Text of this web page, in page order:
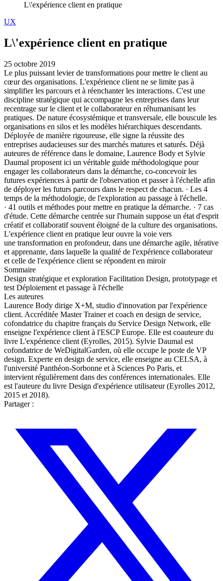
L\'expérience client en pratique
UX
L\'expérience client en pratique
25 octobre 2019
Le plus puissant levier de transformations pour mettre le client au
cœur des organisations. L'expérience client ne se limite pas à
simplifier les parcours et à réenchanter les interactions. C'est une
discipline stratégique qui accompagne les entreprises dans leur
recentrage sur le client et le collaborateur en réhumanisant les
pratiques. De nature écosystémique et transversale, elle bouscule les
organisations en silos et les modèles hiérarchiques descendants.
Déployée de manière rigoureuse, elle signe la réussite des
entreprises audacieuses sur des marchés matures et saturés. Déjà
auteures de référence dans le domaine, Laurence Body et Sylvie
Daumal proposent ici un véritable guide méthodologique pour
engager les collaborateurs dans la démarche, co-concevoir les
futures expériences à partir de l'observation et passer à l'échelle afin
de déployer les futurs parcours dans le respect de chacun. · Les 4
temps de la méthodologie, de l'exploration au passage à l'échelle.
· 41 outils et méthodes pour mettre en pratique la démarche. · 7 cas
d'étude. Cette démarche centrée sur l'humain suppose un état d'esprit
créatif et collaboratif souvent éloigné de la culture des organisations.
L'expérience client en pratique leur ouvre la voie vers
une transformation en profondeur, dans une démarche agile, itérative
et apprenante, dans laquelle la qualité de l'expérience collaborateur
et celle de l'expérience client se répondent en miroir
Sommaire
Design stratégique et exploration Facilitation Design, prototypage et
test Déploiement et passage à l'échelle
Les auteures
Laurence Body dirige X+M, studio d'innovation par l'expérience
client. Accréditée Master Trainer et coach en design de service,
cofondatrice du chapitre français du Service Design Network, elle
enseigne l'expérience client à l'ESCP Europe. Elle est coauteure du
livre L'expérience client (Eyrolles, 2015). Sylvie Daumal est
cofondatrice de WeDigitalGarden, où elle occupe le poste de VP
design. Experte en design de service, elle enseigne au CELSA, à
l'université Panthéon-Sorbonne et à Sciences Po Paris, et
intervient régulièrement dans des conférences internationales. Elle
est l'auteure du livre Design d'expérience utilisateur (Eyrolles 2012,
2015 et 2018).
Partager :